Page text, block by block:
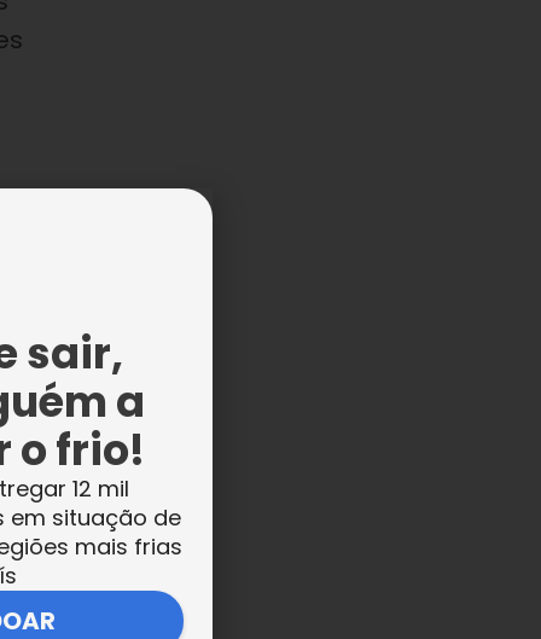
sair,
a
o frio!
12 mil
em situação de
mais frias